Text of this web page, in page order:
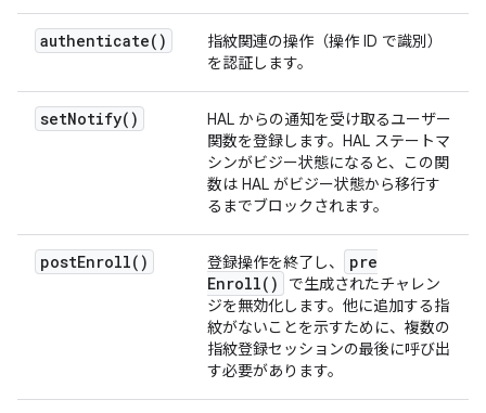
authenticate( )
指紋関連の操作（操作 ID で識別）
を認証します。
setNotify( )
HAL からの通知を受け取るユーザー
関数を登録します。HAL ステートマ
シンがビジー状態になると、この関
数は HAL がビジー状態から移行す
るまでブロックされます。
postEnroll( ) 登録操作を終了し、
pre
Enroll( )
で生成されたチャレン
ジを無効化します。他に追加する指
紋がないことを示すために、複数の
指紋登録セッションの最後に呼び出
す必要があります。